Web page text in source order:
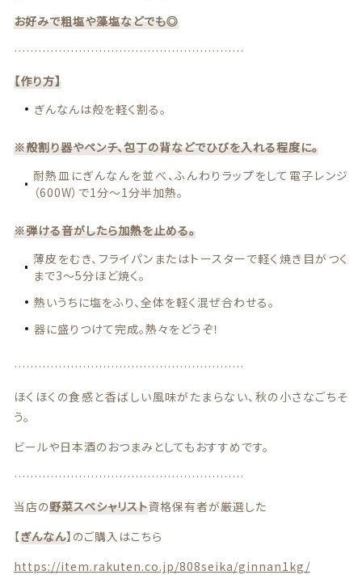
お好みで粗塩や藻塩などでも◎
…………………………………………………
【作り方】
ぎんなんは殻を軽く割る。
※殻割り器やペンチ、包丁の背などでひびを入れる程度に。
耐熱皿にぎんなんを並べ、ふんわりラップをして電子レンジ
（600W）で1分～1分半加熱。
※弾ける音がしたら加熱を止める。
薄皮をむき、フライパンまたはトースターで軽く焼き目がつく
まで3～5分ほど焼く。
熱いうちに塩をふり、全体を軽く混ぜ合わせる。
器に盛りつけて完成。熱々をどうぞ！
…………………………………………………
ほくほくの食感と香ばしい風味がたまらない、秋の小さなごちそ
う。
ビールや日本酒のおつまみとしてもおすすめです。
…………………………………………………
当店の野菜スペシャリスト資格保有者が厳選した
【ぎんなん】のご購入はこちら
https://item.rakuten.co.jp/808seika/ginnan1kg/
注文履歴
当店について
ブログ
よくある質問
プライバシーポリシー
特定商取引法に基づく表記
お問い合わせ
808青果店 公式YouTube